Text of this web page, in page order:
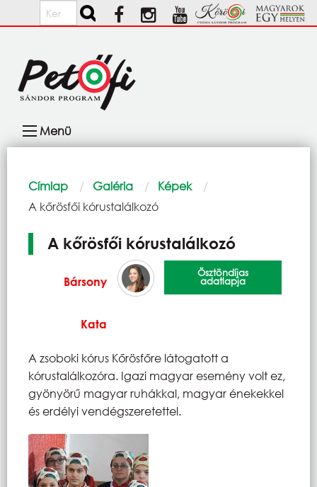
Ugrás a tartalomra
Keresés
navigáció
Menü
Morzsa
Címlap Galéria
Képek
Current:
A kőrösfői kórustalálkozó
A kőrösfői kórustalálkozó
Bársony
Kata
Ösztöndíjas
adatlapja
A zsoboki kórus Kőrösfőre látogatott a
kórustalálkozóra. Igazi magyar esemény volt ez,
gyönyörű magyar ruhákkal, magyar énekekkel
és erdélyi vendégszeretettel.